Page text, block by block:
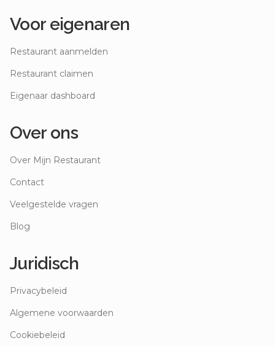
Voor eigenaren
Restaurant aanmelden
Restaurant claimen
Eigenaar dashboard
Over ons
Over Mijn Restaurant
Contact
Veelgestelde vragen
Blog
Juridisch
Privacybeleid
Algemene voorwaarden
Cookiebeleid